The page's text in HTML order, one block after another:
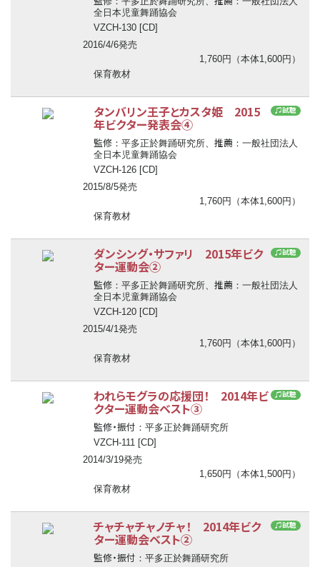
全日本児童舞踊協会
VZCH-130 [CD]
2016/4/6発売
1,760円（本体1,600円）
保育教材
♫試聴
タンバリン王子とカスタ姫 2015
年ビクター発表会④
監修 ：平多正於舞踊研究所、 推薦 ：一般社団法人
全日本児童舞踊協会
VZCH-126 [CD]
2015/8/5発売
1,760円（本体1,600円）
保育教材
♫試聴
ダンシング・サファリ 2015年ビク
ター運動会②
監修 ：平多正於舞踊研究所、 推薦 ：一般社団法人
全日本児童舞踊協会
VZCH-120 [CD]
2015/4/1発売
1,760円（本体1,600円）
保育教材
♫試聴
われらモグラの応援団！ 2014年ビ
クター運動会ベスト③
監修・振付 ：平多正於舞踊研究所
VZCH-111 [CD]
2014/3/19発売
1,650円（本体1,500円）
保育教材
♫試聴
チャチャチャノチャ！ 2014年ビク
ター運動会ベスト②
監修・振付 ：平多正於舞踊研究所